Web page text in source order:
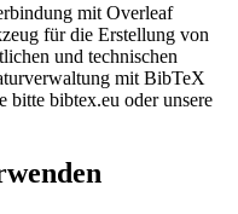
mit Overleaf
für die Erstellung von
und technischen
mit BibTeX
bitte bibtex.eu oder unsere